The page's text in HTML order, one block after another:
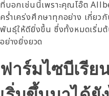
ที่บอกเช่นนี้เพราะคุณโอ๊ต
คร่ำเคร่งศึกษาทุกอย่าง เกี่ยว
พันธุ์ให้ดียิ่งขึ้น ซึ่งทั้งหมดเริ่ม
อย่างยิ่งยวด
ฟาร์มไซบีเรี